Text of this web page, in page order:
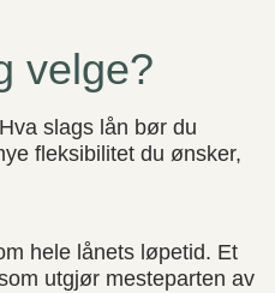
velge?
slags lån bør du
fleksibilitet du ønsker,
hele lånets løpetid. Et
utgjør mesteparten av